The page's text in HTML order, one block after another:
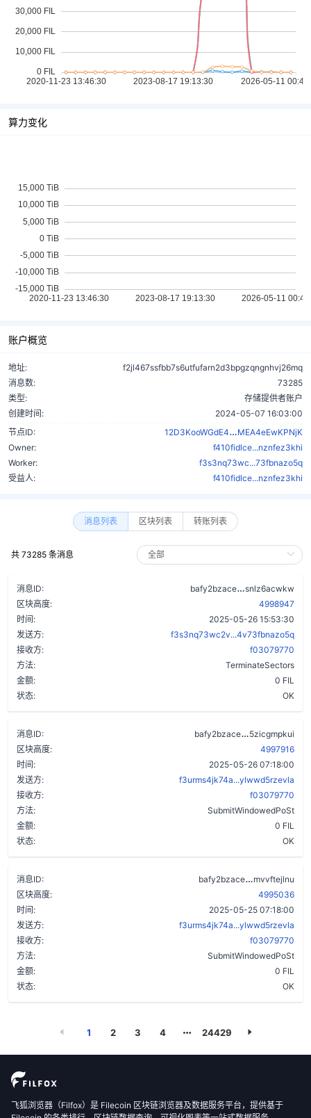
算力变化
账户概览
地址:
f2jl467ssfbb7s6utfufarn2d3bpgzqngnhvj26mq
消息数:
73285
类型:
存储提供者账户
创建时间:
2024-05-07 16:03:00
节点ID:
12D3KooWGdE4
MEA4eEwKPNjK
Owner:
f410fidlce...nznfez3khi
Worker:
f3s3nq73wc...73fbnazo5q
受益人:
f410fidlce...nznfez3khi
消息列表 区块列表 转账列表
共 73285 条消息
消息ID: bafy2bzace
snlz6acwkw
区块高度:
4998947
时间:
2025-05-26 15:53:30
发送方:
f3s3nq73wc2v...4v73fbnazo5q
接收方:
f03079770
方法:
TerminateSectors
金额:
0 FIL
状态:
OK
消息ID: bafy2bzace
5zicgmpkui
区块高度:
4997916
时间:
2025-05-26 07:18:00
发送方:
f3urms4jk74a...ylwwd5rzevla
接收方:
f03079770
方法:
SubmitWindowedPoSt
金额:
0 FIL
状态:
OK
消息ID: bafy2bzace
mvvftejlnu
区块高度:
4995036
时间:
2025-05-25 07:18:00
发送方:
f3urms4jk74a...ylwwd5rzevla
接收方:
f03079770
方法:
SubmitWindowedPoSt
金额:
0 FIL
状态:
OK
1 2 3 4 24429
飞狐浏览器（Filfox）是 Filecoin 区块链浏览器及数据服务平台，提供基于